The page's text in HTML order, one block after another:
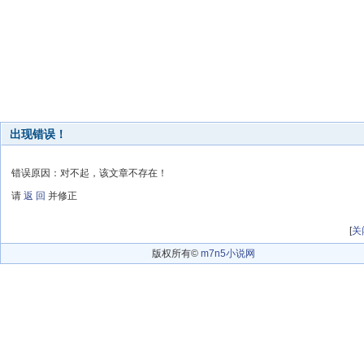
出现错误！
错误原因：对不起，该文章不存在！
请 返 回 并修正
[关
版权所有© m7n5小说网